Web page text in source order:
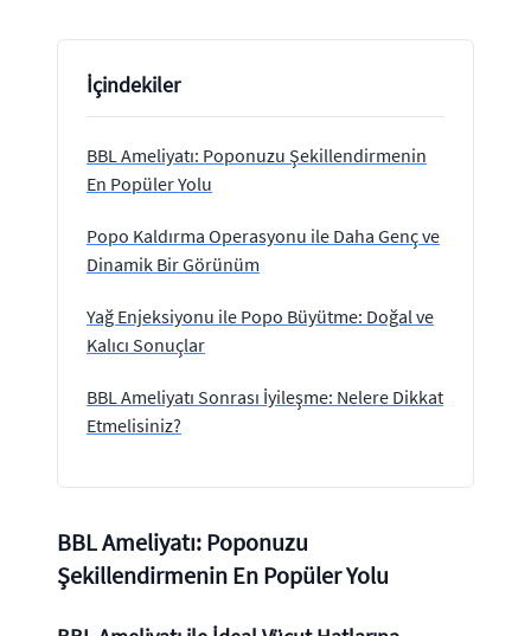
İçindekiler
BBL Ameliyatı: Poponuzu Şekillendirmenin
En Popüler Yolu
Popo Kaldırma Operasyonu ile Daha Genç ve
Dinamik Bir Görünüm
Yağ Enjeksiyonu ile Popo Büyütme: Doğal ve
Kalıcı Sonuçlar
BBL Ameliyatı Sonrası İyileşme: Nelere Dikkat
Etmelisiniz?
BBL Ameliyatı: Poponuzu
Şekillendirmenin En Popüler Yolu